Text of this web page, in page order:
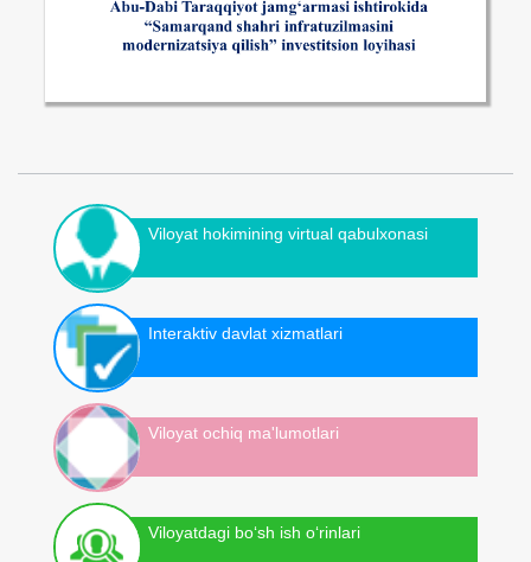
Viloyat hokimining virtual qabulxonasi
Interaktiv davlat xizmatlari
Viloyat ochiq ma'lumotlari
Viloyatdagi bo‘sh ish o‘rinlari